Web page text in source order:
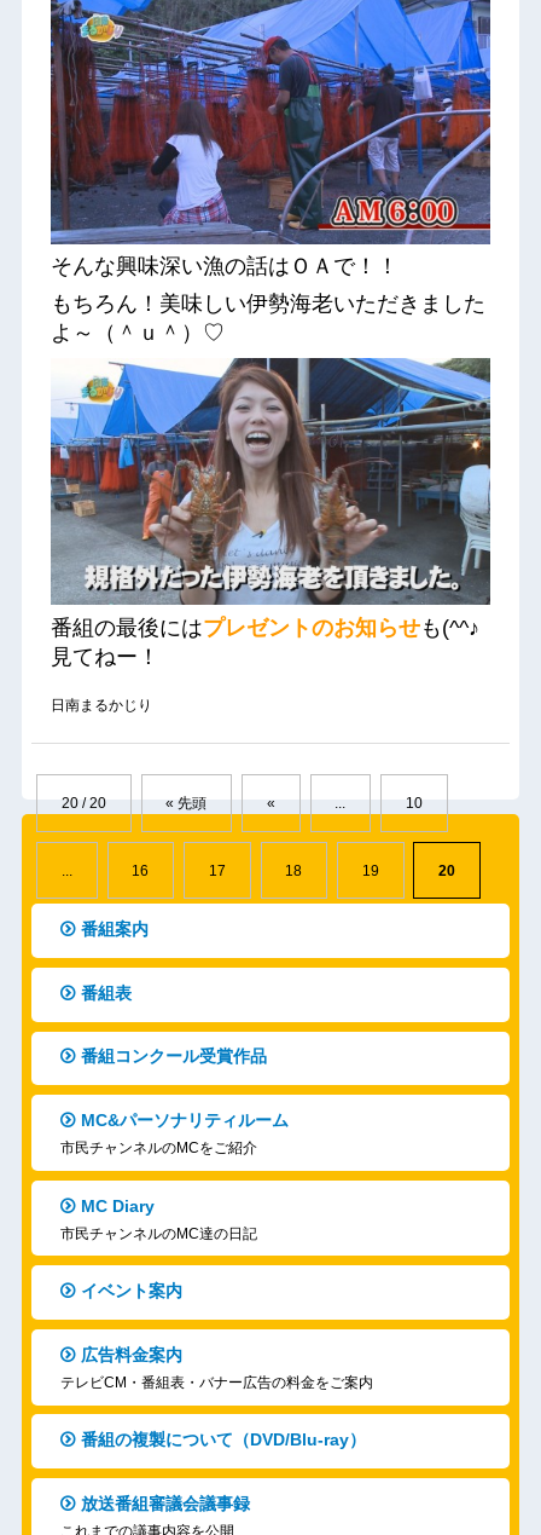
そんな興味深い漁の話はＯＡで！！
もちろん！美味しい伊勢海老いただきました
よ～（＾ｕ＾）♡
番組の最後にはプレゼントのお知らせも(^^♪
見てねー！
日南まるかじり
20 / 20 « 先頭 « ... 10
16 17 18 19 20
番組案内
番組表
番組コンクール受賞作品
MC&パーソナリティルーム
市民チャンネルのMCをご紹介
MC Diary
市民チャンネルのMC達の日記
イベント案内
広告料金案内
テレビCM・番組表・バナー広告の料金をご案内
番組の複製について（DVD/Blu-ray）
放送番組審議会議事録
これまでの議事内容を公開